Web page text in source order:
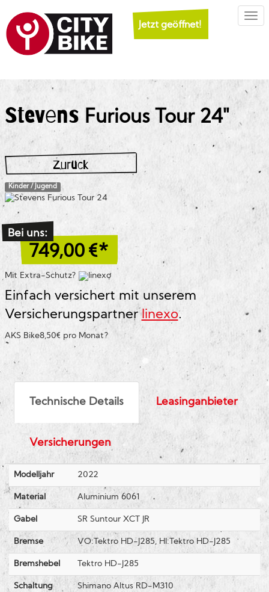
Jetzt geöffnet!
Stevens Furious Tour 24"
Zurück
Kinder / Jugend
Bei uns:
749,00 €*
Mit Extra-Schutz?
Einfach versichert mit unserem
Versicherungspartnerlinexo.
AKS Bike8,50€ pro Monat?
Technische Details Leasinganbieter
Versicherungen
Modelljahr 2022
Material Aluminium 6061
Gabel SR Suntour XCT JR
Bremse VO:Tektro HD-J285, HI:Tektro HD-J285
Bremshebel Tektro HD-J285
Schaltung Shimano Altus RD-M310